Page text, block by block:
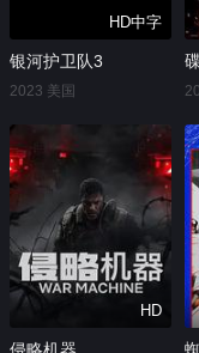
HD中字
银河护卫队3
2023 美国
HD